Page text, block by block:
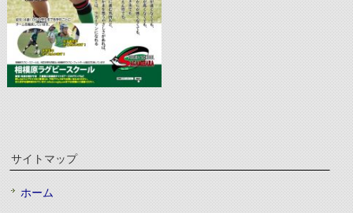
サイトマップ
ホーム